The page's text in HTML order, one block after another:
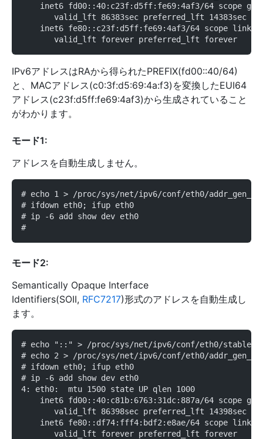
inet6 fd00::40:c23f:d5ff:fe69:4af3/64 scope
       valid_lft 86383sec preferred_lft 14383sec
    inet6 fe80::c23f:d5ff:fe69:4af3/64 scope link
       valid_lft forever preferred_lft forever
IPv6アドレスはRAから得られたPREFIX(fd00::40/64)
と、MACアドレス(c0:3f:d5:69:4a:f3)を変換したEUI64
アドレス(c23f:d5ff:fe69:4af3)から生成されていること
がわかります。
モード1:
アドレスを自動生成しません。
# echo 1 > /proc/sys/net/ipv6/conf/eth0/
# ifdown eth0; ifup eth0
# ip -6 add show dev eth0
#
モード2:
Semantically Opaque Interface
Identifiers(SOII, RFC7217)形式のアドレスを自動生成し
ます。
# echo "::" > /proc/sys/net/ipv6/conf/eth0/
# echo 2 > /proc/sys/net/ipv6/conf/eth0/
# ifdown eth0; ifup eth0
# ip -6 add show dev eth0
4: eth0:  mtu 1500 state UP qlen 1000
inet6 fd00::40:c81b:6763:31dc:887a/64 scope
       valid_lft 86398sec preferred_lft 14398sec
inet6 fe80::df74:fff4:bdf2:e8ae/64 scope link
       valid_lft forever preferred_lft forever